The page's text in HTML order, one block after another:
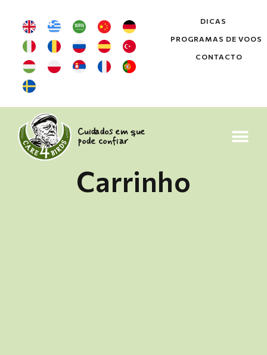
DICAS
PROGRAMAS DE VOOS
CONTACTO
Cuidados em que
pode confiar
Carrinho